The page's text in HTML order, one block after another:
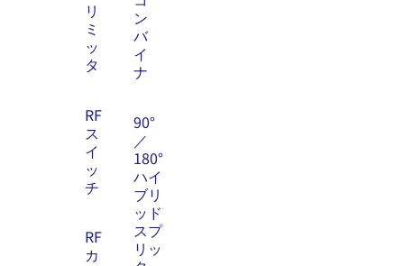
リ
ミ
ッ
タ
RF
ス
イ
ッ
チ
RF
カ
ン
バ
イ
ナ
90°
／
180°
ハイ
ブリ
ッド
スプ
リッ